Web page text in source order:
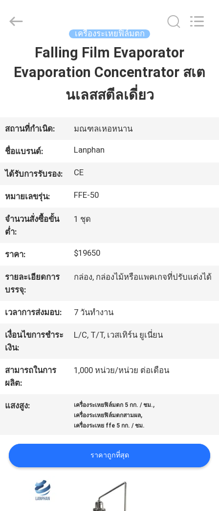
วิดีโอ
เกี่ยว
กับ
เรา
ทัวร์
โรงงาน
ควบคุม
คุณภาพ
ติดต่อ
เรา
ใบ
เสนอ
2026
Henan
Reserved.
เครื่องระเหยฟิล์มตก
Falling Film Evaporator
Evaporation Concentrator สเต
นเลสสตีลเดี่ยว
สถานที่กำเนิด: มณฑลเหอหนาน
ชื่อแบรนด์: Lanphan
ได้รับการรับรอง: CE
หมายเลขรุ่น: FFE-50
จำนวนสั่งซื้อขั้น
ต่ำ:
1 ชุด
ราคา: $19650
รายละเอียดการ
บรรจุ:
กล่อง, กล่องไม้หรือแพคเกจที่ปรับแต่งได้
เวลาการส่งมอบ: 7 วันทำงาน
เงื่อนไขการชำระ
เงิน:
L/C, T/T, เวสเทิร์น ยูเนี่ยน
สามารถในการ
ผลิต:
1,000 หน่วย/หน่วย ต่อเดือน
แสงสูง: เครื่องระเหยฟิล์มตก 5 กก. / ชม.,
เครื่องระเหยฟิล์มตกสามผล,
เครื่องระเหย ffe 5 กก. / ชม.
ราคาถูกที่สุด